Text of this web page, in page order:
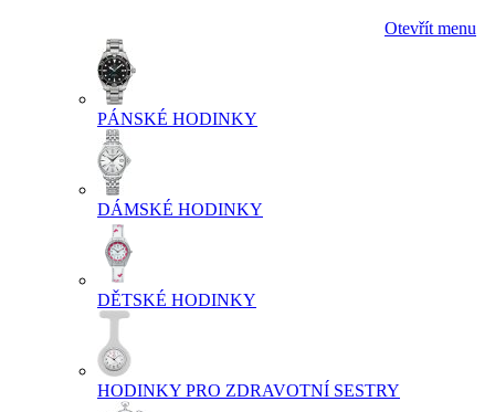
Otevřít menu
PÁNSKÉ HODINKY
DÁMSKÉ HODINKY
DĚTSKÉ HODINKY
HODINKY PRO ZDRAVOTNÍ SESTRY